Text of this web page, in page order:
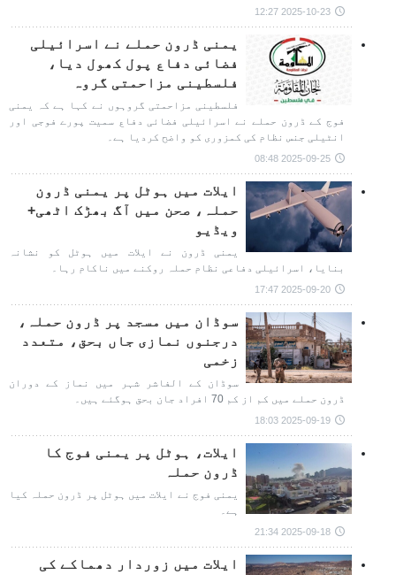
2025-10-23 12:27
یمنی ڈرون حملے نے اسرائیلی
فضائی دفاع پول کھول دیا،
فلسطینی مزاحمتی گروہ
فلسطینی مزاحمتی گروہوں نے کہا ہے کہ یمنی
فوج کے ڈرون حملے نے اسرائیلی فضائی دفاع سمیت پورے فوجی اور
انٹیلی جنس نظام کی کمزوری کو واضح کردیا ہے۔
2025-09-25 08:48
ایلات میں ہوٹل پر یمنی ڈرون
حملہ، صحن میں آگ بھڑک اٹھی+
ویڈیو
یمنی ڈرون نے ایلات میں ہوٹل کو نشانہ
بنایا، اسرائیلی دفاعی نظام حملہ روکنے میں ناکام رہا۔
2025-09-20 17:47
سوڈان میں مسجد پر ڈرون حملہ،
درجنوں نمازی جاں بحق، متعدد
زخمی
سوڈان کے الفاشر شہر میں نماز کے دوران
ڈرون حملے میں کم از کم 70 افراد جان بحق ہوگئے ہیں۔
2025-09-19 18:03
ایلات، ہوٹل پر یمنی فوج کا
ڈرون حملہ
یمنی فوج نے ایلات میں ہوٹل پر ڈرون حملہ کیا
ہے۔
2025-09-18 21:34
ایلات میں زوردار دھماکے کی